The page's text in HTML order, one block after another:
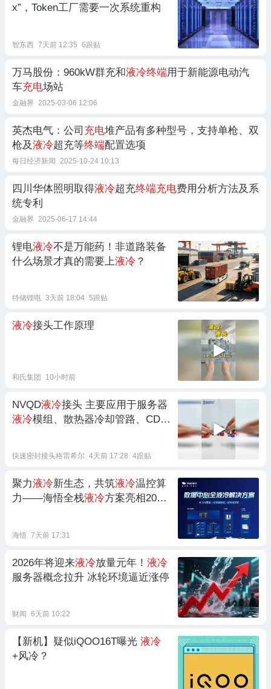
x”，Token工厂需要一次系统重构
智东西 7天前 12:35 6跟贴
万马股份：960kW群充和液冷终端用于新能源电动汽
车充电场站
金融界 2025-03-06 12:06
英杰电气：公司 充电堆产品有多种型号，支持单枪、双
枪及液冷超充等终端配置选项
每日经济新闻 2025-10-24 10:13
四川华体照明取得液冷超充终端充电费用分析方法及系
统专利
金融界 2025-06-17 14:44
锂电液冷不是万能药！非道路装备
什么场景才真的需要上液冷 ？
特储锂电 3天前 18:04 5跟贴
液冷接头工作原理
和氏集团 10小时前
NVQD液冷接头 主要应用于服务器
液冷模组、散热器冷却管路、CDU
快速密封接头格雷希尔 4天前 17:28 4跟贴
聚力液冷新生态，共筑液冷温控算
力——海悟全栈液冷方案亮相2026
海悟 7天前 17:31
2026年将迎来液冷放量元年！ 液冷
服务器概念拉升 冰轮环境逼近涨停
财闻 6天前 10:22
【新机】疑似iQOO16T曝光 液冷
+风冷？